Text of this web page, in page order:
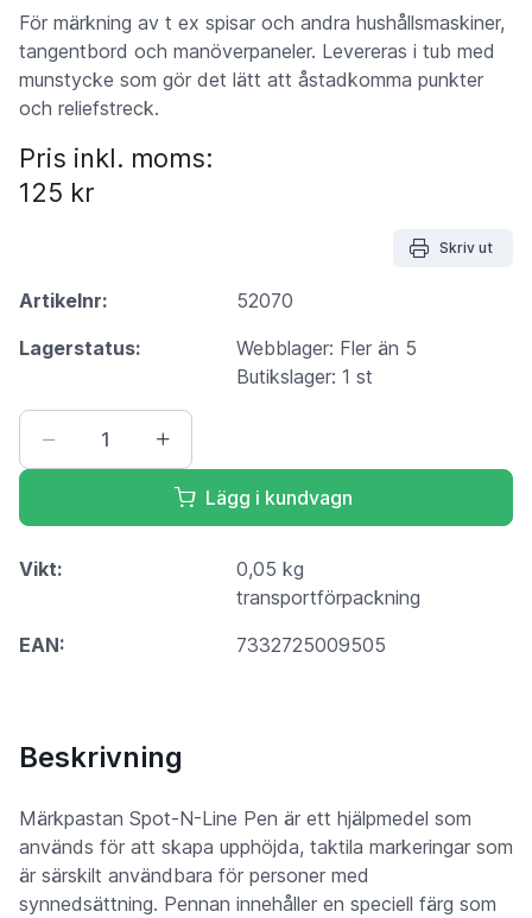
För märkning av t ex spisar och andra hushållsmaskiner,
tangentbord och manöverpaneler. Levereras i tub med
munstycke som gör det lätt att åstadkomma punkter
och reliefstreck.
Pris inkl. moms:
125 kr
Skriv ut
Artikelnr:
52070
Lagerstatus:
Webblager: Fler än 5
Butikslager: 1 st
Lägg i kundvagn
Vikt:
0,05 kg
transportförpackning
EAN:
7332725009505
Beskrivning
Märkpastan Spot-N-Line Pen är ett hjälpmedel som
används för att skapa upphöjda, taktila markeringar som
är särskilt användbara för personer med
synnedsättning. Pennan innehåller en speciell färg som